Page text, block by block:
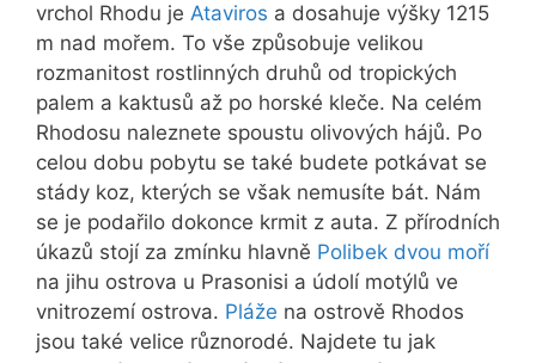
vrchol Rhodu je Ataviros a dosahuje výšky 1215
m nad mořem. To vše způsobuje velikou
rozmanitost rostlinných druhů od tropických
palem a kaktusů až po horské kleče. Na celém
Rhodosu naleznete spoustu olivových hájů. Po
celou dobu pobytu se také budete potkávat se
stády koz, kterých se však nemusíte bát. Nám
se je podařilo dokonce krmit z auta. Z přírodních
úkazů stojí za zmínku hlavně Polibek dvou moří
na jihu ostrova u Prasonisi a údolí motýlů ve
vnitrozemí ostrova. Pláže na ostrově Rhodos
jsou také velice různorodé. Najdete tu jak